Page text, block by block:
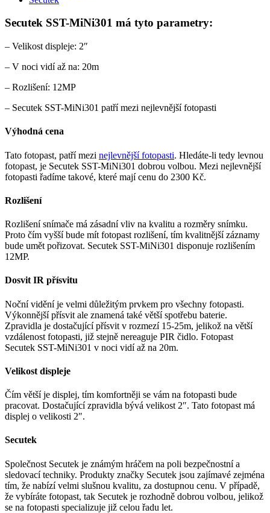
Secutek SST-MiNi301 má tyto parametry:
– Velikost displeje: 2″
– V noci vidí až na: 20m
– Rozlišení: 12MP
– Secutek SST-MiNi301 patří mezi nejlevnější fotopasti
Výhodná cena
Tato fotopast, patří mezi nejlevnější fotopasti. Hledáte-li tedy levnou
fotopast, je Secutek SST-MiNi301 dobrou volbou. Mezi nejlevnější
fotopasti řadíme takové, které mají cenu do 2300 Kč.
Rozlišení
Rozlišení snímače má zásadní vliv na kvalitu a rozměry snímku.
Proto čím vyšší bude mít fotopast rozlišení, tím kvalitnější záznamy
bude umět pořizovat. Secutek SST-MiNi301 disponuje rozlišením
12MP.
Dosvit IR přísvitu
Noční vidění je velmi důležitým prvkem pro všechny fotopasti.
Výkonnější přísvit ale znamená také větší spotřebu baterie.
Zpravidla je dostačující přísvit v rozmezí 15-25m, jelikož na větší
vzdálenost fotopasti, již stejně nereaguje PIR čidlo. Fotopast
Secutek SST-MiNi301 v noci vidí až na 20m.
Velikost displeje
Čím větší je displej, tím komfortněji se vám na fotopasti bude
pracovat. Dostačující zpravidla bývá velikost 2″. Tato fotopast má
displej o velikosti 2″.
Secutek
Společnost Secutek je známým hráčem na poli bezpečnostní a
sledovací techniky. Produkty značky Secutek jsou zajímavé zejména
tím, že nabízí velmi slušnou kvalitu, za dostupnou cenu. V případě,
že vybíráte fotopast, tak Secutek je rozhodně dobrou volbou, jelikož
se na fotopasti specializuje již celou řadu let.